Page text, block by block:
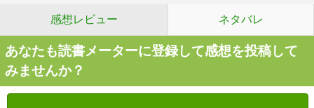
感想レビュー ネタバレ
あなたも読書メーターに登録して感想を投稿して
みませんか？